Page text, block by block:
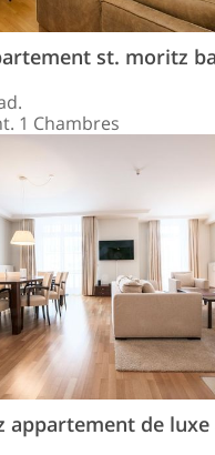
st. moritz
1 Chambres
appartement de luxe